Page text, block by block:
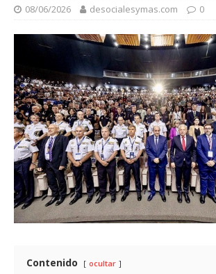
08/06/2026 desocialesymas.com 0
Contenido ocultar